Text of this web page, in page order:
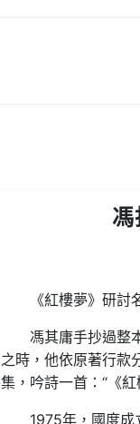
馮
《紅樓夢》研
馮其庸手抄過整
之時，他依原著行款
集，吟詩一首：“《
1975年，國度成